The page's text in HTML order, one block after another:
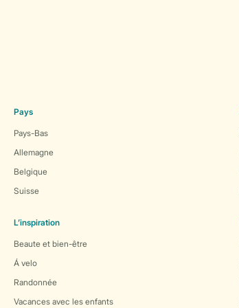
Pays
Pays-Bas
Allemagne
Belgique
Suisse
L’inspiration
Beaute et bien-être
Á velo
Randonnée
Vacances avec les enfants